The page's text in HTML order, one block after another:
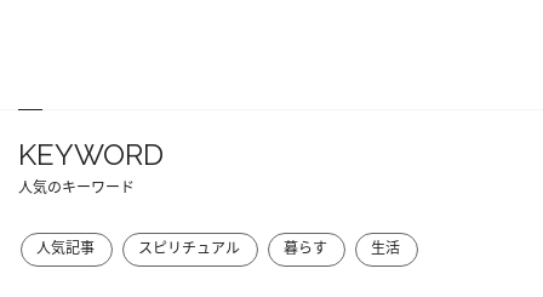
KEYWORD
人気のキーワード
人気記事 スピリチュアル 暮らす 生活